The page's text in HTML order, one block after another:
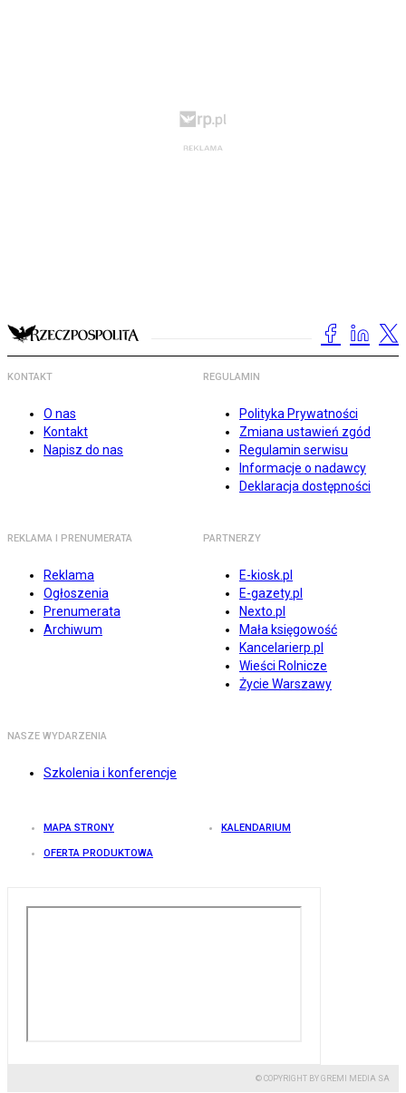
KONTAKT
O nas
Kontakt
Napisz do nas
REGULAMIN
Polityka Prywatności
Zmiana ustawień zgód
Regulamin serwisu
Informacje o nadawcy
Deklaracja dostępności
REKLAMA I PRENUMERATA
Reklama
Ogłoszenia
Prenumerata
Archiwum
PARTNERZY
E-kiosk.pl
E-gazety.pl
Nexto.pl
Mała księgowość
Kancelarierp.pl
Wieści Rolnicze
Życie Warszawy
NASZE WYDARZENIA
Szkolenia i konferencje
MAPA STRONY KALENDARIUM
OFERTA PRODUKTOWA
© COPYRIGHT BY GREMI MEDIA SA